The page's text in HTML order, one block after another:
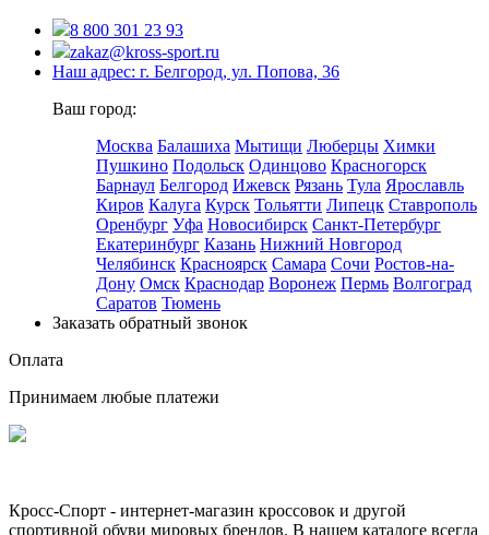
8 800 301 23 93
zakaz@kross-sport.ru
Наш адрес: г. Белгород, ул. Попова, 36
Ваш город:
Москва Балашиха Мытищи Люберцы Химки
Пушкино Подольск Одинцово Красногорск
Барнаул Белгород Ижевск Рязань Тула Ярославль
Киров Калуга Курск Тольятти Липецк Ставрополь
Оренбург Уфа Новосибирск Санкт-Петербург
Екатеринбург Казань Нижний Новгород
Челябинск Красноярск Самара Сочи Ростов-на-
Дону Омск Краснодар Воронеж Пермь Волгоград
Саратов Тюмень
Заказать обратный звонок
Оплата
Принимаем любые платежи
Кросс-Спорт - интернет-магазин кроссовок и другой
спортивной обуви мировых брендов. В нашем каталоге всегда